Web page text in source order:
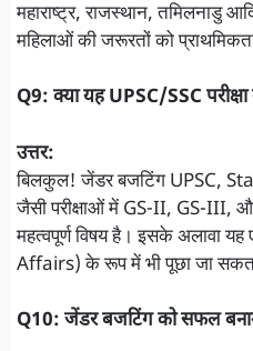
महाराष्ट्र, राजस्थान, तमिलनाडु
महिलाओं की जरूरतों को
Q9: क्या यह UPSC/SSC
उत्तर:
बिलकुल! जेंडर बजटिंग UPSC,
जैसी परीक्षाओं में GS-II, GS-III,
महत्वपूर्ण विषय है। इसके अलावा
Affairs) के रूप में भी पूछा जा
Q10: जेंडर बजटिंग को सफल